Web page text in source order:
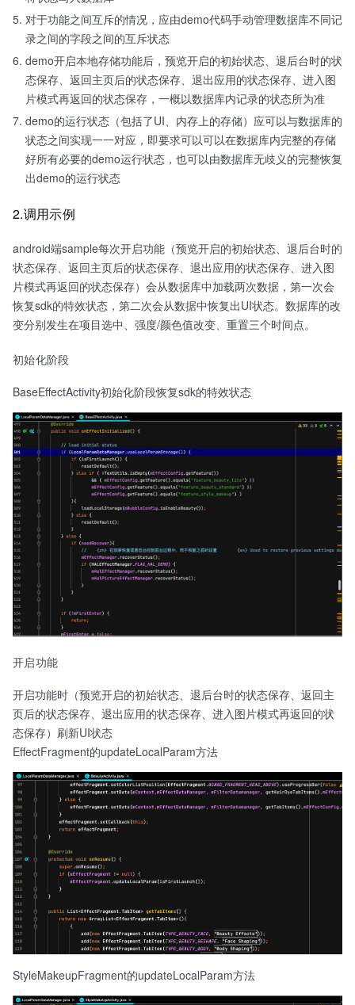
对于功能之间互斥的情况，应由demo代码手动管理数据库不同记
录之间的字段之间的互斥状态
demo开启本地存储功能后，预览开启的初始状态、退后台时的状
态保存、返回主页后的状态保存、退出应用的状态保存、进入图
片模式再返回的状态保存，一概以数据库内记录的状态所为准
demo的运行状态（包括了UI、内存上的存储）应可以与数据库的
状态之间实现一一对应，即要求可以可以在数据库内完整的存储
好所有必要的demo运行状态，也可以由数据库无歧义的完整恢复
出demo的运行状态
2.调用示例
android端sample每次开启功能（预览开启的初始状态、退后台时的
状态保存、返回主页后的状态保存、退出应用的状态保存、进入图
片模式再返回的状态保存）会从数据库中加载两次数据，第一次会
恢复sdk的特效状态，第二次会从数据中恢复出UI状态。数据库的改
变分别发生在项目选中、强度/颜色值改变、重置三个时间点。
初始化阶段
BaseEffectActivity初始化阶段恢复sdk的特效状态
开启功能
开启功能时（预览开启的初始状态、退后台时的状态保存、返回主
页后的状态保存、退出应用的状态保存、进入图片模式再返回的状
态保存）刷新UI状态
EffectFragment的updateLocalParam方法
StyleMakeupFragment的updateLocalParam方法